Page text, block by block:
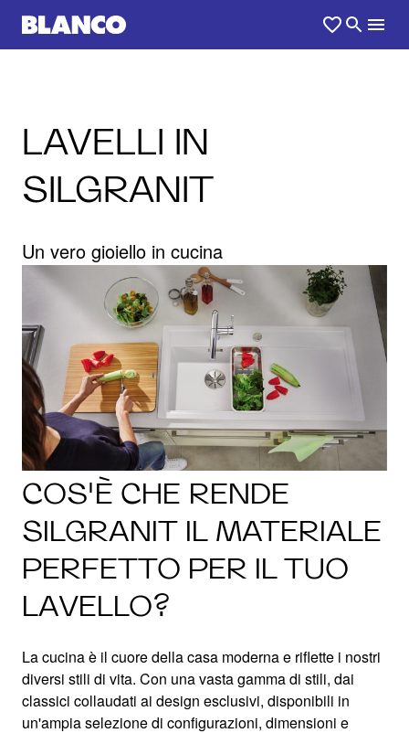
LAVELLI IN
SILGRANIT
Un vero gioiello in cucina
COS'È CHE RENDE
SILGRANIT IL MATERIALE
PERFETTO PER IL TUO
LAVELLO?
La cucina è il cuore della casa moderna e riflette i nostri
diversi stili di vita. Con una vasta gamma di stili, dai
classici collaudati ai design esclusivi, disponibili in
un'ampia selezione di configurazioni, dimensioni e